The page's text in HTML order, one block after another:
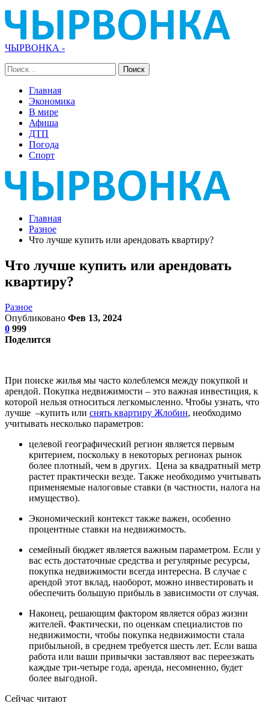
ЧЫРВОНКА -
Главная
Экономика
В мире
Афиша
ДТП
Погода
Спорт
Главная
Разное
Что лучше купить или арендовать квартиру?
Что лучше купить или арендовать
квартиру?
Разное
Опубликовано Фев 13, 2024
0 999
Поделится
При поиске жилья мы часто колеблемся между покупкой и
арендой. Покупка недвижимости – это важная инвестиция, к
которой нельзя относиться легкомысленно. Чтобы узнать, что
лучше –купить или снять квартиру Жлобин, необходимо
учитывать несколько параметров:
целевой географический регион является первым
критерием, поскольку в некоторых регионах рынок
более плотный, чем в других. Цена за квадратный метр
растет практически везде. Также необходимо учитывать
применяемые налоговые ставки (в частности, налога на
имущество).
Экономический контекст также важен, особенно
процентные ставки на недвижимость.
семейный бюджет является важным параметром. Если у
вас есть достаточные средства и регулярные ресурсы,
покупка недвижимости всегда интересна. В случае с
арендой этот вклад, наоборот, можно инвестировать и
обеспечить большую прибыль в зависимости от случая.
Наконец, решающим фактором является образ жизни
жителей. Фактически, по оценкам специалистов по
недвижимости, чтобы покупка недвижимости стала
прибыльной, в среднем требуется шесть лет. Если ваша
работа или ваши привычки заставляют вас переезжать
каждые три-четыре года, аренда, несомненно, будет
более выгодной.
Сейчас читают